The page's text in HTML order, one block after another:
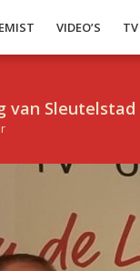
VIDEO’S TV
van Sleutelstad